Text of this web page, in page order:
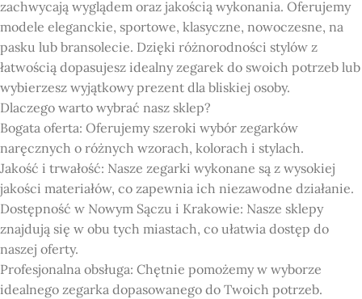
zachwycają wyglądem oraz jakością wykonania. Oferujemy
modele eleganckie, sportowe, klasyczne, nowoczesne, na
pasku lub bransolecie. Dzięki różnorodności stylów z
łatwością dopasujesz idealny zegarek do swoich potrzeb lub
wybierzesz wyjątkowy prezent dla bliskiej osoby.
Dlaczego warto wybrać nasz sklep?
Bogata oferta: Oferujemy szeroki wybór zegarków
naręcznych o różnych wzorach, kolorach i stylach.
Jakość i trwałość: Nasze zegarki wykonane są z wysokiej
jakości materiałów, co zapewnia ich niezawodne działanie.
Dostępność w Nowym Sączu i Krakowie: Nasze sklepy
znajdują się w obu tych miastach, co ułatwia dostęp do
naszej oferty.
Profesjonalna obsługa: Chętnie pomożemy w wyborze
idealnego zegarka dopasowanego do Twoich potrzeb.